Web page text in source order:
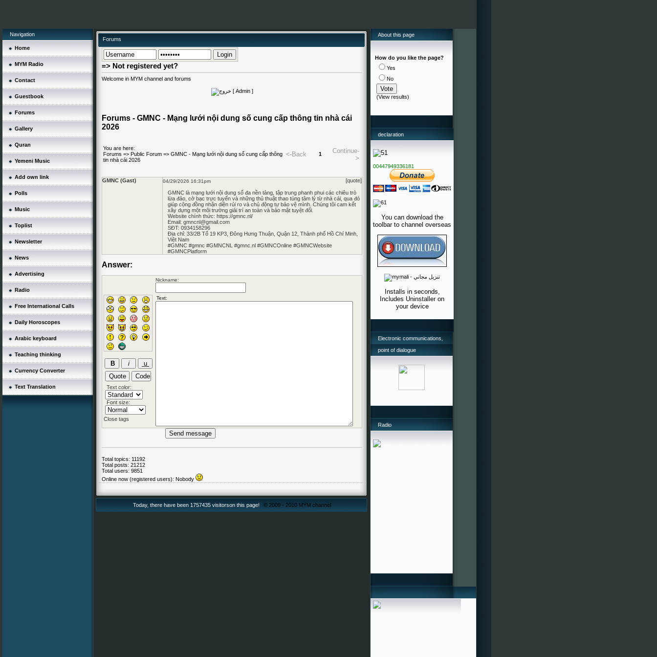
Navigation
Home
MYM Radio
Contact
Guestbook
Forums
Gallery
Quran
Yemeni Music
Add own link
Polls
Music
Toplist
Newsletter
News
Advertising
Radio
Free International Calls
Daily Horoscopes
Arabic keyboard
Teaching thinking
Currency Converter
Text Translation
Forums
=> Not registered yet?
Welcome in MYM channel and forums
Forums - GMNC - Mạng lưới nội dung số cung cấp thông tin nhà cái
2026
You are here:
Forums => Public Forum => GMNC - Mạng lưới nội dung số cung cấp thông
tin nhà cái 2026
<-Back 1
Continue-
>
GMNC (Gast) 04/29/2026 16:31pm [quote]
GMNC là mạng lưới nội dung số đa nền tảng, tập trung phanh phui các chiêu trò
lừa đảo, cờ bạc trực tuyến và những thủ thuật thao túng tâm lý từ nhà cái, qua đó
giúp cộng đồng nhận diện rủi ro và chủ động tự bảo vệ mình. Chúng tôi cam kết
xây dựng một môi trường giải trí an toàn và bảo mật tuyệt đối.
Website chính thức: https://gmnc.nl/
Email: gmncnl@gmail.com
SĐT: 0934158296
Địa chỉ: 33/2B Tổ 19 KP3, Đông Hưng Thuận, Quận 12, Thành phố Hồ Chí Minh,
Việt Nam
#GMNC #gmnc #GMNCNL #gmnc.nl #GMNCOnline #GMNCWebsite
#GMNCPlatform
Answer:
Nickname:
Text color:
Font size:
Close tags
Total topics: 11192
Total posts: 21212
Total users: 9851
Online now (registered users): Nobody
Today, there have been 1757435 visitorson this page! © 2009 - 2010 MYM channel
About this page
How do you like the page?
Yes
No
(View results)
declaration
00447949336181
You can download the
toolbar to channel overseas
Installs in seconds,
Includes Uninstaller on
your device
Electronic communications,
point of dialogue
Radio